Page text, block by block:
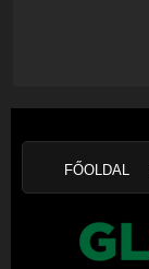
FŐOLDAL